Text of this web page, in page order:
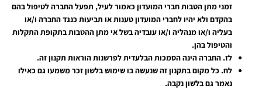
זמני מתן הטבות חברי המועדון כאמור לעיל, תפעל החברה לטיפול בהם
בהקדם ולא יהיו לחברי המועדון טענות או תביעות כנגד החברה ו/או
בעליה ו/או מנהליה ו/או עובדיה בשל אי מתן ההטבות בתקופת התקלות
והטיפול בהן.
לז.החברה הינה הסמכות הבלעדית לפרשנות הוראות תקנון זה.
לח.כל מקום בתקנון זה שנעשה בו שימוש בלשון זכר משמעו גם כאילו
נאמר גם בלשון נקבה.